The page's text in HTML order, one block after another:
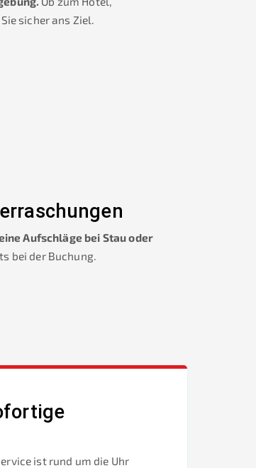
sicher ans Ziel.
Aufschläge bei Stau oder
bei der Buchung.
ist rund um die Uhr